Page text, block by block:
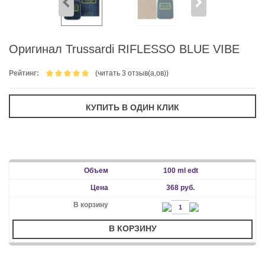
Оригинал Trussardi RIFLESSO BLUE VIBE
Рейтинг: (читать 3 отзыв(а,ов))
100 ml edt
368 руб.
В КОРЗИНУ